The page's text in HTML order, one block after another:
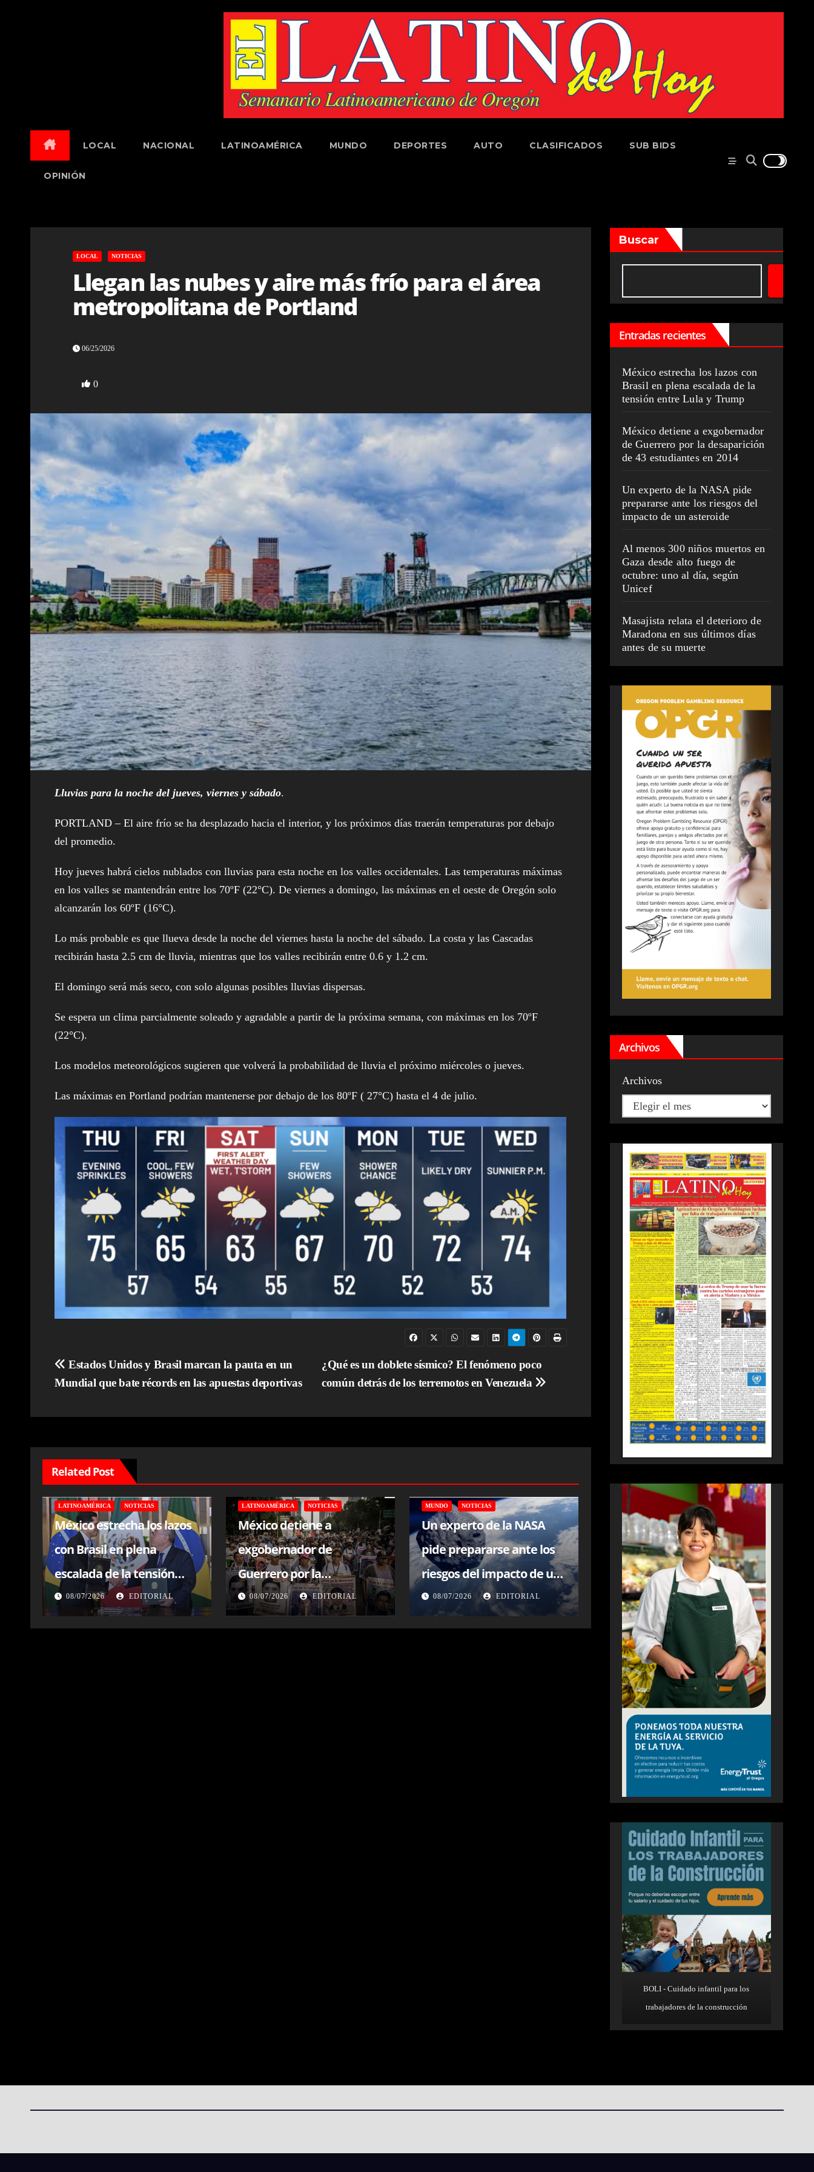
LOCAL NACIONAL LATINOAMÉRICA MUNDO DEPORTES AUTO CLASIFICADOS SUB BIDS
OPINIÓN
LOCAL NOTICIAS
Llegan las nubes y aire más frío para el área
metropolitana de Portland
06/25/2026
0
Lluvias para la noche del jueves, viernes y sábado.
PORTLAND – El aire frío se ha desplazado hacia el interior, y los próximos días traerán temperaturas por debajo
del promedio.
Hoy jueves habrá cielos nublados con lluvias para esta noche en los valles occidentales. Las temperaturas máximas
en los valles se mantendrán entre los 70ºF (22°C). De viernes a domingo, las máximas en el oeste de Oregón solo
alcanzarán los 60ºF (16°C).
Lo más probable es que llueva desde la noche del viernes hasta la noche del sábado. La costa y las Cascadas
recibirán hasta 2.5 cm de lluvia, mientras que los valles recibirán entre 0.6 y 1.2 cm.
El domingo será más seco, con solo algunas posibles lluvias dispersas.
Se espera un clima parcialmente soleado y agradable a partir de la próxima semana, con máximas en los 70ºF
(22°C).
Los modelos meteorológicos sugieren que volverá la probabilidad de lluvia el próximo miércoles o jueves.
Las máximas en Portland podrían mantenerse por debajo de los 80ºF ( 27°C) hasta el 4 de julio.
Navegación
de
entradas
¿Qué es un doblete sísmico? El fenómeno poco
común detrás de los terremotos en Venezuela
Estados Unidos y Brasil marcan la pauta en un
Mundial que bate récords en las apuestas deportivas
Related Post
LATINOAMÉRICA NOTICIAS
México estrecha los lazos
con Brasil en plena
escalada de la tensión
entre Lula y Trump
08/07/2026 EDITORIAL
LATINOAMÉRICA NOTICIAS
México detiene a
exgobernador de
Guerrero por la
desaparición de 43
08/07/2026 EDITORIAL
MUNDO NOTICIAS
Un experto de la NASA
pide prepararse ante los
riesgos del impacto de un
asteroide
08/07/2026 EDITORIAL
Buscar
Entradas recientes
México estrecha los lazos con
Brasil en plena escalada de la
tensión entre Lula y Trump
México detiene a exgobernador
de Guerrero por la desaparición
de 43 estudiantes en 2014
Un experto de la NASA pide
prepararse ante los riesgos del
impacto de un asteroide
Al menos 300 niños muertos en
Gaza desde alto fuego de
octubre: uno al día, según
Unicef
Masajista relata el deterioro de
Maradona en sus últimos días
antes de su muerte
Archivos
Archivos
BOLI - Cuidado infantil para los
trabajadores de la construcción